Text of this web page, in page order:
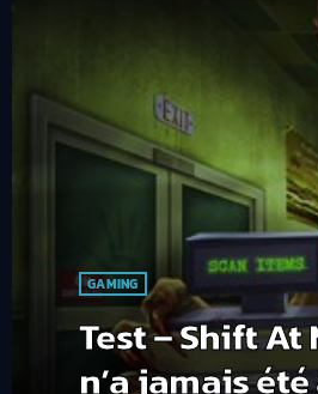
GAMING
Test – Shift
n’a jamais été